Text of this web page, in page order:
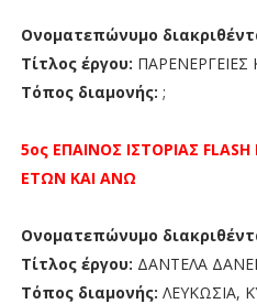
Ονοματεπώνυμο
Τίτλος έργου: ΠΑΡΕΝΕΡΓΕΙΕΣ
Τόπος διαμονής: ;
5ος ΕΠΑΙΝΟΣ ΙΣΤΟΡΙΑΣ FLASH
ΕΤΩΝ ΚΑΙ ΑΝΩ
Ονοματεπώνυμο
Τίτλος έργου: ΔΑΝΤΕΛΑ
Τόπος διαμονής: ΛΕΥΚΩΣΙΑ,